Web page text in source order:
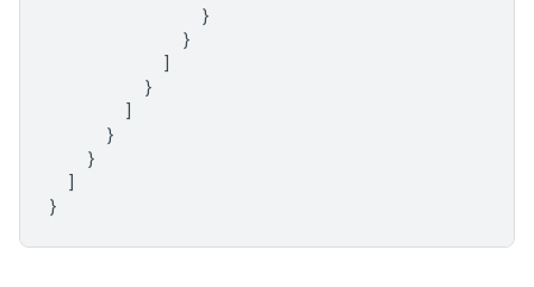
}
}
]
}
]
}
}
]
}